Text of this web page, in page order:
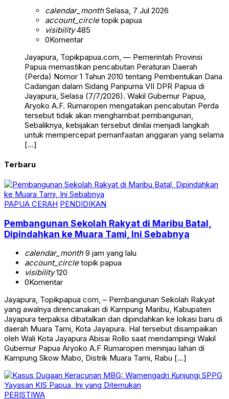
calendar_monthSelasa, 7 Jul 2026
account_circletopik papua
visibility485
0Komentar
Jayapura, Topikpapua.com, — Pemerintah Provinsi
Papua memastikan pencabutan Peraturan Daerah
(Perda) Nomor 1 Tahun 2010 tentang Pembentukan Dana
Cadangan dalam Sidang Paripurna VII DPR Papua di
Jayapura, Selasa (7/7/2026). Wakil Gubernur Papua,
Aryoko A.F. Rumaropen mengatakan pencabutan Perda
tersebut tidak akan menghambat pembangunan,
Sebaliknya, kebijakan tersebut dinilai menjadi langkah
untuk mempercepat pemanfaatan anggaran yang selama
[…]
Terbaru
PAPUA CERAH PENDIDIKAN
Pembangunan Sekolah Rakyat di Maribu Batal,
Dipindahkan ke Muara Tami, Ini Sebabnya
calendar_month9 jam yang lalu
account_circletopik papua
visibility120
0Komentar
Jayapura, Topikpapua com, – Pembangunan Sekolah Rakyat
yang awalnya direncanakan di Kampung Maribu, Kabupaten
Jayapura terpaksa dibatalkan dan dipindahkan ke lokasi baru di
daerah Muara Tami, Kota Jayapura. Hal tersebut disampaikan
oleh Wali Kota Jayapura Abisai Rollo saat mendampingi Wakil
Gubernur Papua Aryoko A.F Rumaropen meninjau lahan di
Kampung Skow Mabo, Distrik Muara Tami, Rabu […]
PERISTIWA